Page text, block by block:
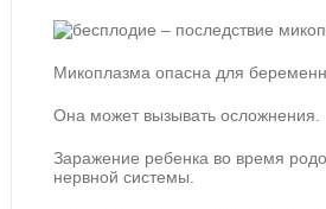
Микоплазма опасна для
Она может вызывать осложнения.
Заражение ребенка во время
нервной системы.